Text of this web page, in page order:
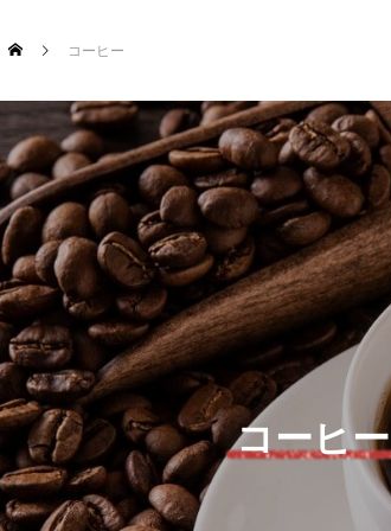
コーヒー
コーヒー